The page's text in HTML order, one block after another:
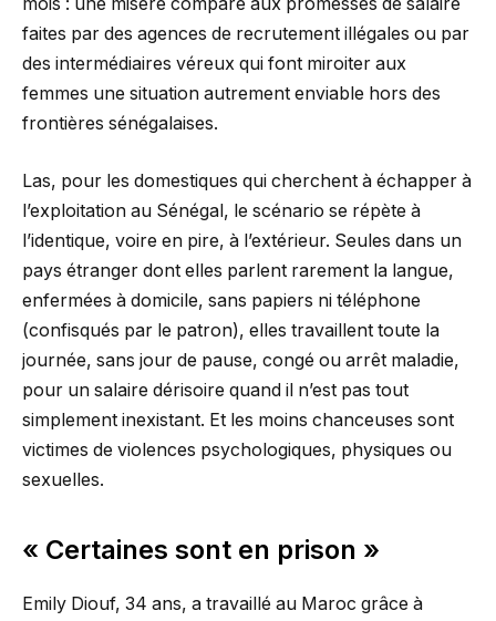
faites par des agences de recrutement illégales ou par
des intermédiaires véreux qui font miroiter aux
femmes une situation autrement enviable hors des
frontières sénégalaises.
Las, pour les domestiques qui cherchent à échapper à
l’exploitation au Sénégal, le scénario se répète à
l’identique, voire en pire, à l’extérieur. Seules dans un
pays étranger dont elles parlent rarement la langue,
enfermées à domicile, sans papiers ni téléphone
(confisqués par le patron), elles travaillent toute la
journée, sans jour de pause, congé ou arrêt maladie,
pour un salaire dérisoire quand il n’est pas tout
simplement inexistant. Et les moins chanceuses sont
victimes de violences psychologiques, physiques ou
sexuelles.
« Certaines sont en prison »
Emily Diouf, 34 ans, a travaillé au Maroc grâce à